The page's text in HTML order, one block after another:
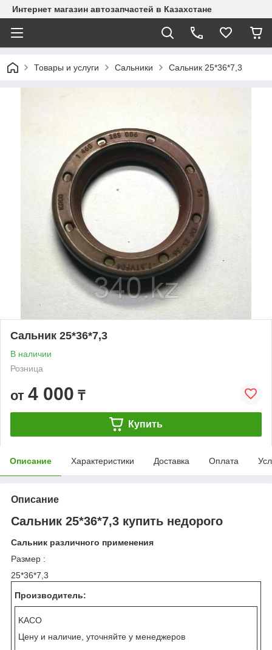
Интернет магазин автозапчастей в Казахстане
Товары и услуги Сальники Сальник 25*36*7,3
Сальник 25*36*7,3
В наличии
Розница
от 4 000 ₸
Купить
Описание Характеристики Доставка Оплата
Описание
Сальник 25*36*7,3 купить недорого
Сальник различного применения
Размер :
25*36*7,3
Производитель:
KACO
Цену и наличие, уточняйте у менеджеров